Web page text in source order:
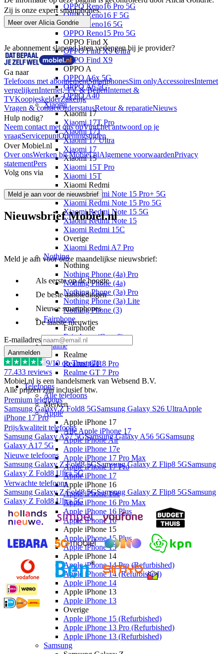
OPPO Reno16 Pro 5G
OPPO Reno16 F 5G
OPPO Reno16 5G
OPPO Reno15 Pro 5G
OPPO Find X
OPPO Find X9 Ultra
OPPO Find X9
OPPO A
OPPO A6x 5G
OPPO A6 5G
OPPO A40
Xiaomi
Xiaomi 17
Xiaomi 17T Pro
Xiaomi 17T
Xiaomi 17 Ultra
Xiaomi 17
Xiaomi 15
Xiaomi 15T Pro
Xiaomi 15T
Xiaomi Redmi
Xiaomi Redmi Note 15 Pro+ 5G
Xiaomi Redmi Note 15 Pro 5G
Xiaomi Redmi Note 15 5G
Xiaomi Redmi Note 15
Xiaomi Redmi 15C
Overige
Xiaomi Redmi A7 Pro
Nothing
Nothing
Nothing Phone (4a) Pro
Nothing Phone (4a)
Nothing Phone (3a) Pro
Nothing Phone (3a) Lite
Nothing Phone (3)
Fairphone
Fairphone
Fairphone (Gen. 6)
Realme
Realme
Realme GT 8 Pro
Realme GT 7 Pro
Telefoons
Alle telefoons
Merken
Apple
Apple iPhone 17
Alle Apple iPhone 17
Apple iPhone Air
Apple iPhone 17e
Apple iPhone 17 Pro Max
Apple iPhone 17 Pro
Apple iPhone 17
Apple iPhone 16
Apple iPhone 16e
Apple iPhone 16 Pro Max
Apple iPhone 16 Plus
Apple iPhone 16
Apple iPhone 15
Apple iPhone 15 Plus
Apple iPhone 15
Apple iPhone 14
Apple iPhone 14 Pro (Refurbished)
Apple iPhone 14 (Refurbished)
Apple iPhone 14
Apple iPhone 13
Apple iPhone 13
Overige
Apple iPhone 15 (Refurbished)
Apple iPhone 13 Pro (Refurbished)
Apple iPhone 13 (Refurbished)
Samsung
Zij is onze expert smartphones.
Meer over Alicia Gondrie
Je abonnement slapend laten verlengen bij je provider?
Ga naar
Telefoons met abonnementSmartphonesSim onlyAccessoiresInternet
vergelijkenInternet, TV & BellenInternet &
TVKoopjeskelderZakelijk
Vragen & contactOrderstatusRetour & reparatieNieuws
Hulp nodig?
Neem contact met ons opVind het antwoord op je
vraagServicepuntOpeningstijden
Over Mobiel.nl
Over onsWerken bij Mobiel.nlAlgemene voorwaardenPrivacy
statementPers
Volg ons via
Meld je aan voor de nieuwsbrief
Nieuwsbrief Mobiel.nl
Meld je aan voor onze maandelijkse nieuwsbrief:
Als eerste op de hoogte
De beste aanbiedingen
Nieuwe smartphones
De laatste nieuwtjes
E-mailadres
Aanmelden
9/10 op Trustpilot
77.433 reviews
Mobiel.nl is een handelsmerk van Websend B.V.
Alle prijzen zijn inclusief btw.
Premium telefoons
Samsung Galaxy Z Fold8 5GSamsung Galaxy S26 UltraApple
iPhone 17 Pro
Prijs/kwaliteit telefoons
Samsung Galaxy A57 5GSamsung Galaxy A56 5GSamsung
Galaxy A17 5G
Nieuwe telefoons
Samsung Galaxy Z Fold8 5GSamsung Galaxy Z Flip8 5GSamsung
Galaxy Z Fold8 Ultra 5G
Verwachte telefoons
Samsung Galaxy Z Fold8 5GSamsung Galaxy Z Flip8 5GSamsung
Galaxy Z Fold8 Ultra 5G